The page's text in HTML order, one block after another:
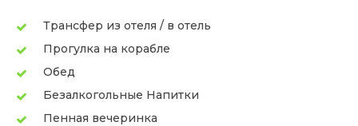
Трансфер из отеля / в отель
Прогулка на корабле
Обед
Безалкогольные Напитки
Пенная вечеринка